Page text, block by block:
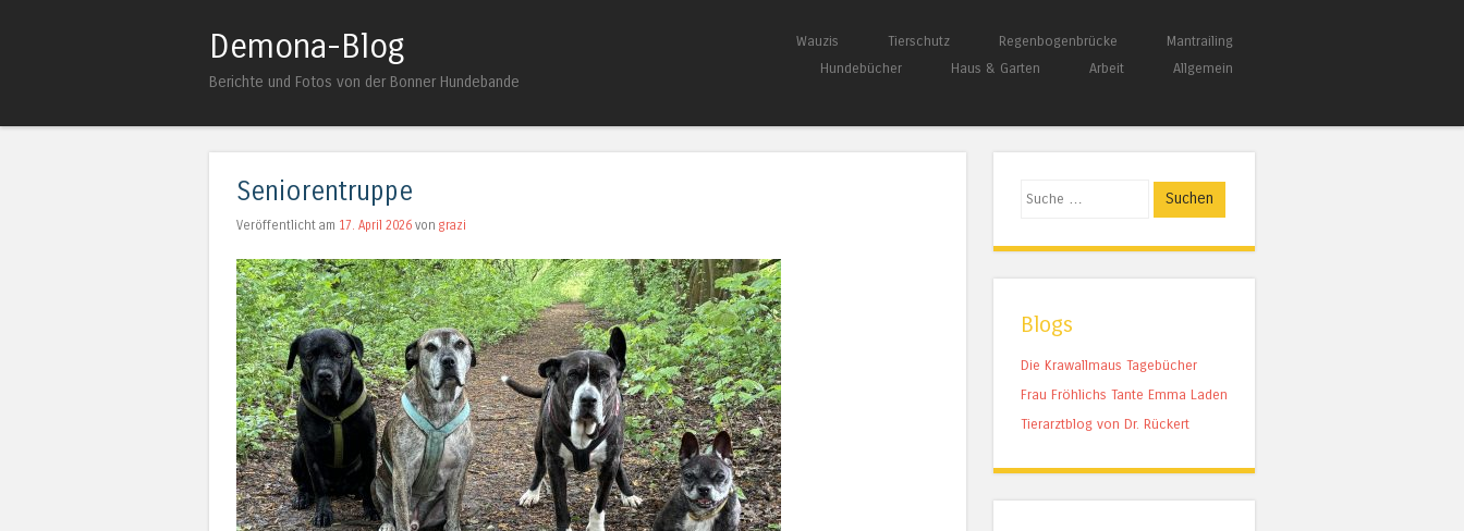
Demona-Blog
Berichte und Fotos von der Bonner Hundebande Menü
Springe zum Inhalt
Wauzis Tierschutz Regenbogenbrücke
Mantrailing
Hundebücher
Haus & Garten Arbeit Allgemein
Seniorentruppe
Veröffentlicht am 17. April 2026 von grazi
Suchen
Blogs
Die Krawallmaus Tagebücher
Frau Fröhlichs Tante Emma Laden
Tierarztblog von Dr. Rückert